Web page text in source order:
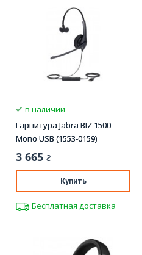
в наличии
Гарнитура Jabra BIZ 1500
Mono USB (1553-0159)
3 665 ₴
Купить
Бесплатная доставка